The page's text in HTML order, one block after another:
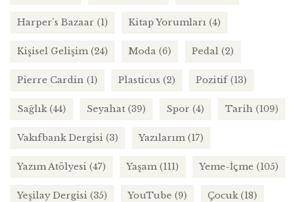
Harper's Bazaar (1) Kitap Yorumları (4)
Kişisel Gelişim (24) Moda (6) Pedal (2)
Pierre Cardin (1) Plasticus (2) Pozitif(13)
Sağlık(44) Seyahat (39) Spor (4) Tarih (109)
Vakıfbank Dergisi (3) Yazılarım (17)
Yazım Atölyesi (47) Yaşam (111) Yeme-İçme (105)
Yeşilay Dergisi (35) YouTube (9) Çocuk(18)